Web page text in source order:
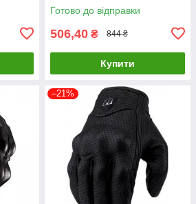
Готово до відправки
506,40 ₴ 844 ₴
Купити
–21%